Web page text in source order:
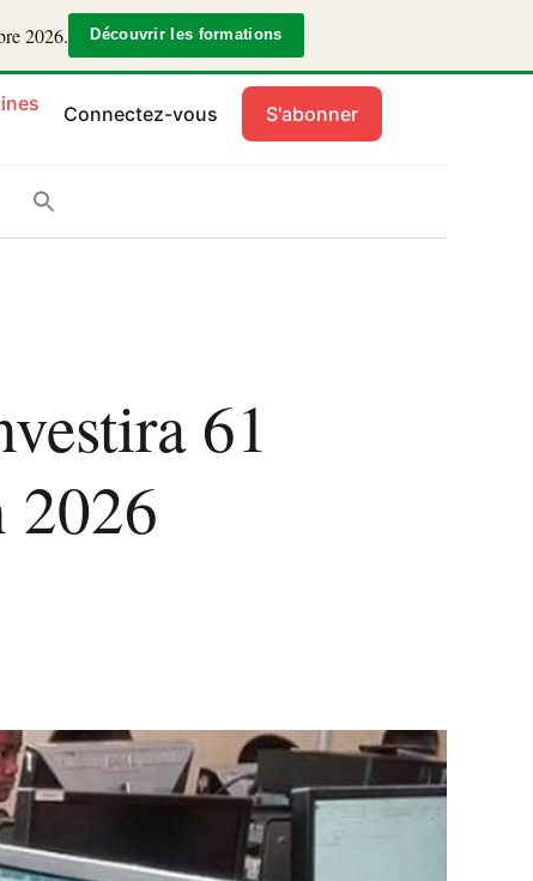
2026. Découvrir les formations
Connectez-vous S'abonner
61
2026